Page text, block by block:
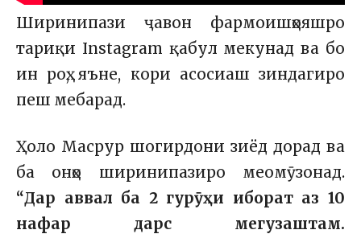
Ширинипази ҷавон фармоишҳояшро
тариқи Instagram қабул мекунад ва бо
ин роҳ, яъне, кори асосиаш зиндагиро
пеш мебарад.
Ҳоло Масрур шогирдони зиёд дорад ва
ба онҳо ширинипазиро меомӯзонад.
“Дар аввал ба 2 гурӯҳи иборат аз 10
нафар дарс мегузаштам.